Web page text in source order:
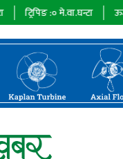
: मे.वा.घन्टा ऊर्जा माग :